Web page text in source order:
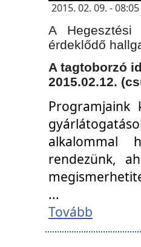
2015. 02. 09. -
A
érdeklődő
A tagtoborzó
2015.02.12.
Programjaink
alkalommal
rendezünk,
...
Tovább